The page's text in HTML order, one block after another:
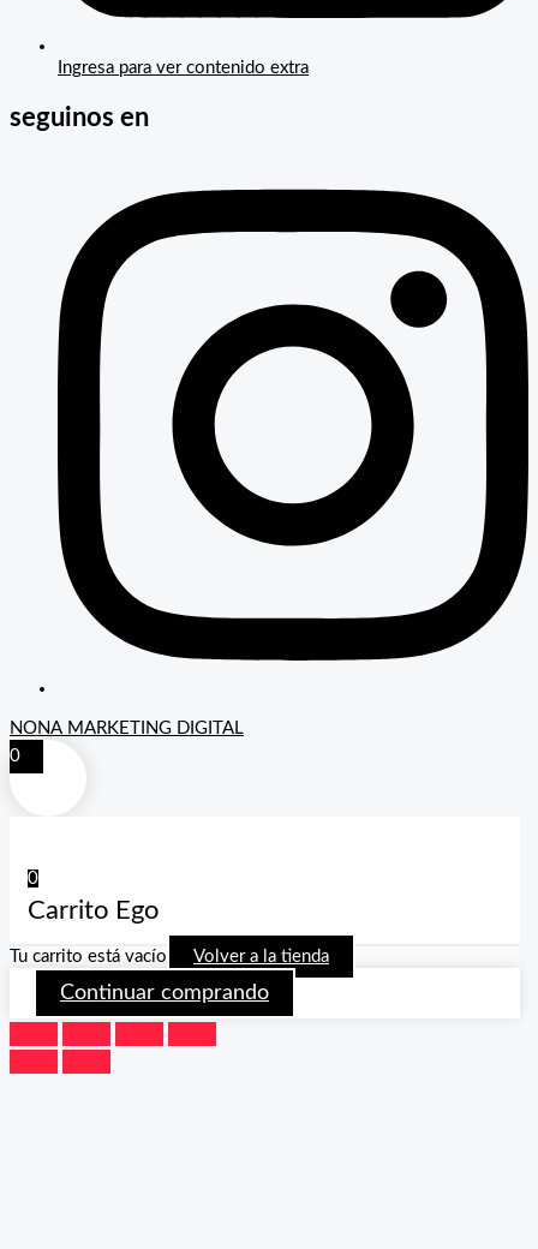
Ingresa para ver contenido extra
seguinos en
NONA MARKETING DIGITAL
0
0
Carrito Ego
Tu carrito está vacío Volver a la tienda
Continuar comprando